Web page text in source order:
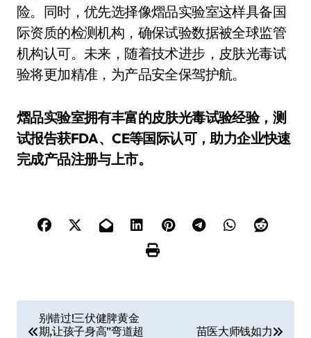
险。同时，优先选择像熠品实验室这样具备国
际资质的检测机构，确保试验数据被全球监管
机构认可。未来，随着技术进步，皮肤光毒试
验将更加精准，为产品安全保驾护航。
熠品实验室拥有丰富的皮肤光毒试验经验，测
试报告获FDA、CE等国际认可，助力企业快速
完成产品注册与上市。
别错过!三伏健脾黄金
期,让孩子身高”弯道超
苗医大师钱如力